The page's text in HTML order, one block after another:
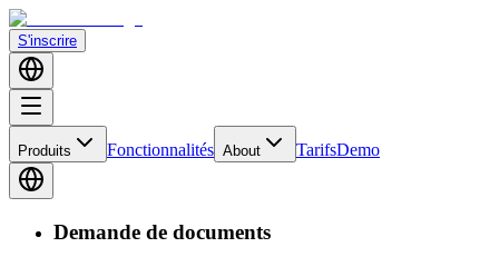
S'inscrire
Produits Fonctionnalités About TarifsDemo
Demande de documents